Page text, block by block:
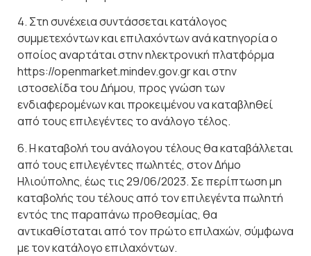
4. Στη συνέχεια συντάσσεται κατάλογος
συμμετεχόντων και επιλαχόντων ανά κατηγορία ο
οποίος αναρτάται στην ηλεκτρονική πλατφόρμα
https://openmarket.mindev.gov.grκαι στην
ιστοσελίδα του Δήμου, προς γνώση των
ενδιαφερομένων και προκειμένου να καταβληθεί
από τους επιλεγέντες το ανάλογο τέλος.
6. Η καταβολή του ανάλογου τέλους θα καταβάλλεται
από τους επιλεγέντες πωλητές, στον Δήμο
Ηλιούπολης, έως τις 29/06/2023. Σε περίπτωση μη
καταβολής του τέλους από τον επιλεγέντα πωλητή
εντός της παραπάνω προθεσμίας, θα
αντικαθίσταται από τον πρώτο επιλαχών, σύμφωνα
με τον κατάλογο επιλαχόντων.